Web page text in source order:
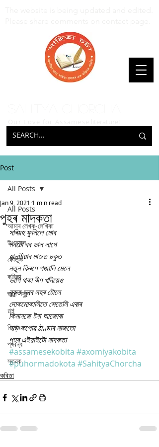
Post
All Posts
আমাৰ লেখক-লেখিকা
উপন্যাস
কৌতুক
কবিতা
জ্ঞান সঁফুৰা
গল্প
বিশেষ
প্ৰবন্ধ
স্তৱক
All Posts
পুহৰ মাদকতা
Jan 9, 2021 1 min read
সৰিয়হ ফুলিলে মোৰ
মনটো বৰ ভাল লাগে
হালধীয়াৰ মাজত চকুত
নতুন কিৰণে গজালি মেলে
ভাগি থকা বীণ খনিয়েও
বুকুত সুৰৰ লহৰ টোলে
দোকমোকালিতে সেতেলি এৰাৰ
কিমানজে টনা আজোৰা
হাড় কপোৱ ঠাণ্ডাৰ মাজতো
পুহৰ এইয়াইটো মাদকতা
#assamesekobita #axomiyakobita
#puhormadokota #SahityaChorcha
কবিতা